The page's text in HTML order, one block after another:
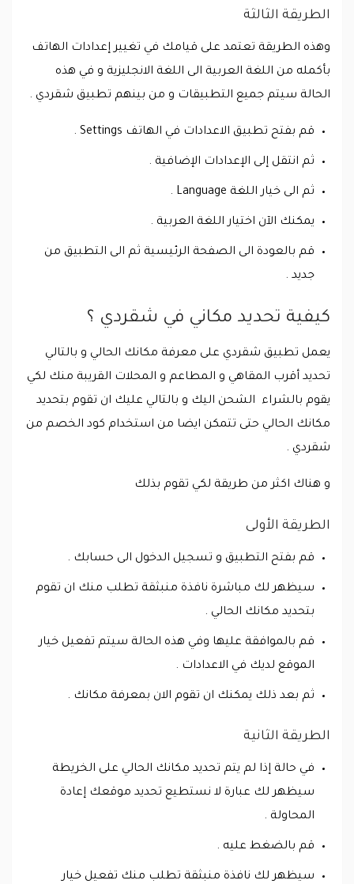
الطريقة الثالثة
وهذه الطريقة تعتمد على قيامك في تغيير إعدادات الهاتف
بأكمله من اللغة العربية الى اللغة الانجليزية و في هذه
الحالة سيتم جميع التطبيقات و من بينهم تطبيق شقردي .
قم بفتح تطبيق الاعدادات في الهاتف Settings .
ثم انتقل إلى الإعدادات الإضافية .
ثم الى خيار اللغة Language .
يمكنك الآن اختيار اللغة العربية .
قم بالعودة الى الصفحة الرئيسية ثم الى التطبيق من
جديد .
كيفية تحديد مكاني في شقردي ؟
يعمل تطبيق شقردي على معرفة مكانك الحالي و بالتالي
تحديد أقرب المقاهي و المطاعم و المحلات القريبة منك لكي
يقوم بالشراء الشحن اليك و بالتالي عليك ان تقوم بتحديد
مكانك الحالي حتى تتمكن ايضا من استخدام كود الخصم من
شقردي .
و هناك اكثر من طريقة لكي تقوم بذلك
الطريقة الأولى
قم بفتح التطبيق و تسجيل الدخول الى حسابك .
سيظهر لك مباشرة نافذة منبثقة تطلب منك ان تقوم
بتحديد مكانك الحالي .
قم بالموافقة عليها وفي هذه الحالة سيتم تفعيل خيار
الموقع لديك في الاعدادات .
ثم بعد ذلك يمكنك ان تقوم الان بمعرفة مكانك .
الطريقة الثانية
في حالة إذا لم يتم تحديد مكانك الحالي على الخريطة
سيظهر لك عبارة لا نستطيع تحديد موقعك إعادة
المحاولة .
قم بالضغط عليه .
سيظهر لك نافذة منبثقة تطلب منك تفعيل خيار